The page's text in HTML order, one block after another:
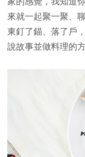
來就一起聚一聚、
東釘了錨、落了戶
說故事並做料理的